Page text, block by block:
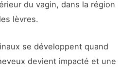
du vagin, dans la région
lèvres.
se développent quand
devient impacté et une